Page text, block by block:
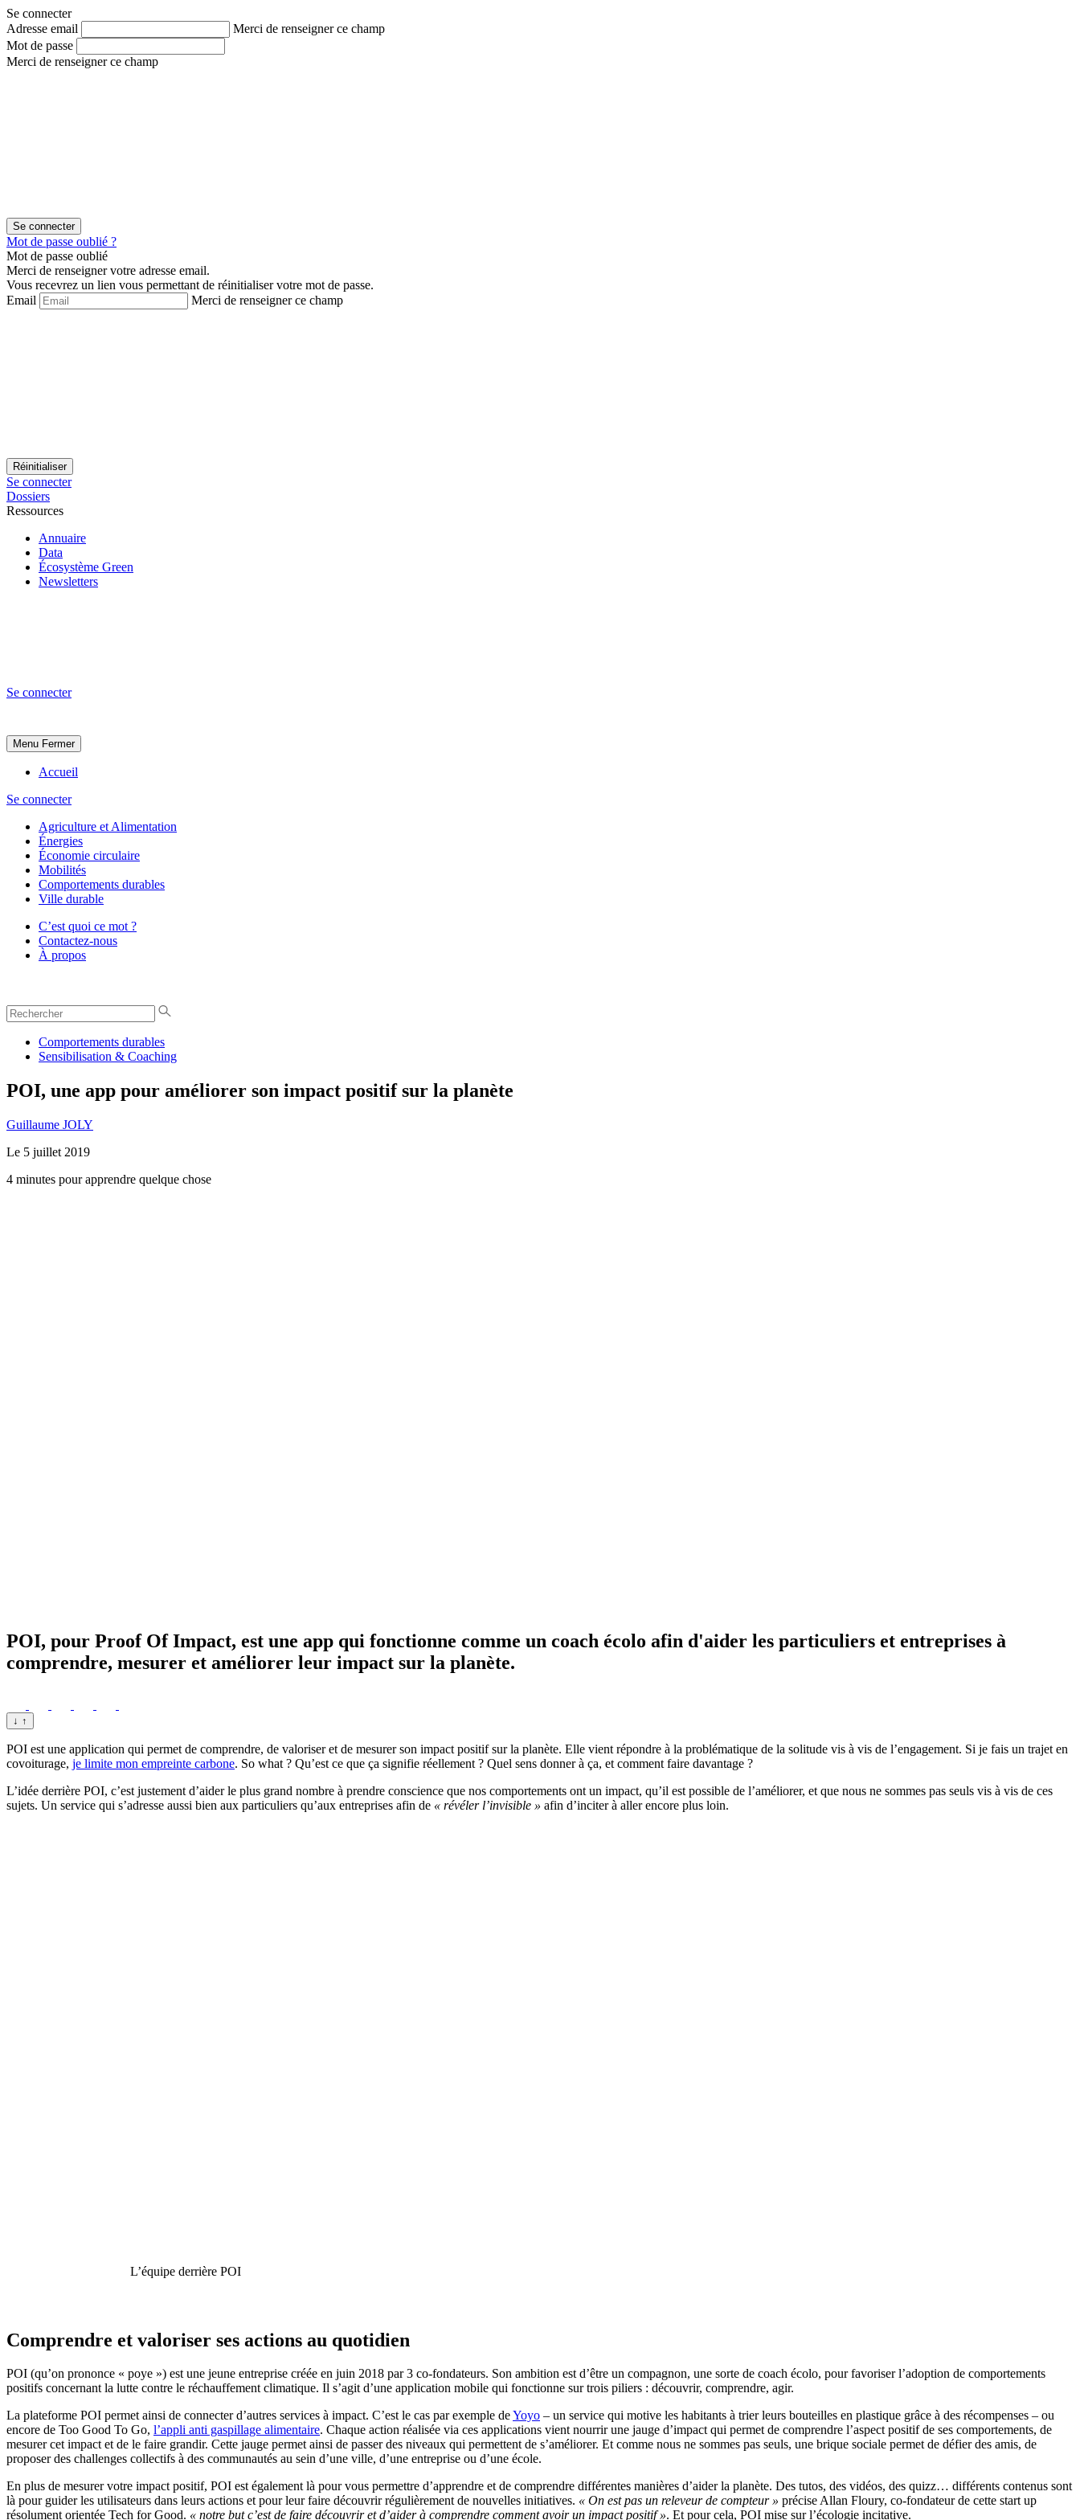
Aller
au
contenu
Aller
au
menu
Se connecter
Adresse email
Merci de renseigner ce champ
Mot de passe
Merci de renseigner ce champ
Mot de passe oublié ?
Mot de passe oublié
Merci de renseigner votre adresse email.
Vous recevrez un lien vous permettant de réinitialiser votre mot de passe.
Email
Merci de renseigner ce champ
Se connecter
Dossiers
Ressources
Annuaire
Data
Écosystème Green
Newsletters
Se connecter
Menu Fermer
Accueil
Se connecter
Agriculture et Alimentation
Énergies
Économie circulaire
Mobilités
Comportements durables
Ville durable
C’est quoi ce mot ?
Contactez-nous
À propos
Comportements durables
Sensibilisation & Coaching
POI, une app pour améliorer son impact positif sur la planète
Guillaume JOLY
Le 5 juillet 2019
4 minutes pour apprendre quelque chose
POI, pour Proof Of Impact, est une app qui fonctionne comme un coach écolo afin d'aider les particuliers et entreprises à
comprendre, mesurer et améliorer leur impact sur la planète.
↓ ↑
POI est une application qui permet de comprendre, de valoriser et de mesurer son impact positif sur la planète. Elle vient répondre à la problématique de la solitude vis à vis de l’engagement. Si je fais un trajet en
covoiturage, je limite mon empreinte carbone. So what ? Qu’est ce que ça signifie réellement ? Quel sens donner à ça, et comment faire davantage ?
L’idée derrière POI, c’est justement d’aider le plus grand nombre à prendre conscience que nos comportements ont un impact, qu’il est possible de l’améliorer, et que nous ne sommes pas seuls vis à vis de ces
sujets. Un service qui s’adresse aussi bien aux particuliers qu’aux entreprises afin de « révéler l’invisible » afin d’inciter à aller encore plus loin.
L’équipe derrière POI
Comprendre et valoriser ses actions au quotidien
POI (qu’on prononce « poye ») est une jeune entreprise créée en juin 2018 par 3 co-fondateurs. Son ambition est d’être un compagnon, une sorte de coach écolo, pour favoriser l’adoption de comportements
positifs concernant la lutte contre le réchauffement climatique. Il s’agit d’une application mobile qui fonctionne sur trois piliers : découvrir, comprendre, agir.
La plateforme POI permet ainsi de connecter d’autres services à impact. C’est le cas par exemple deYoyo – un service qui motive les habitants à trier leurs bouteilles en plastique grâce à des récompenses – ou
encore de Too Good To Go, l’appli anti gaspillage alimentaire. Chaque action réalisée via ces applications vient nourrir une jauge d’impact qui permet de comprendre l’aspect positif de ses comportements, de
mesurer cet impact et de le faire grandir. Cette jauge permet ainsi de passer des niveaux qui permettent de s’améliorer. Et comme nous ne sommes pas seuls, une brique sociale permet de défier des amis, de
proposer des challenges collectifs à des communautés au sein d’une ville, d’une entreprise ou d’une école.
En plus de mesurer votre impact positif, POI est également là pour vous permettre d’apprendre et de comprendre différentes manières d’aider la planète. Des tutos, des vidéos, des quizz… différents contenus sont
là pour guider les utilisateurs dans leurs actions et pour leur faire découvrir régulièrement de nouvelles initiatives. « On est pas un releveur de compteur » précise Allan Floury, co-fondateur de cette start up
résolument orientée Tech for Good. « notre but c’est de faire découvrir et d’aider à comprendre comment avoir un impact positif ». Et pour cela, POI mise sur l’écologie incitative.